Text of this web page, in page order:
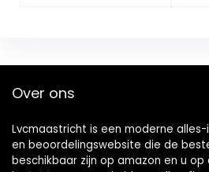
Over ons
Lvcmaastricht is een moderne
en beoordelingswebsite die de
beschikbaar zijn op amazon en u